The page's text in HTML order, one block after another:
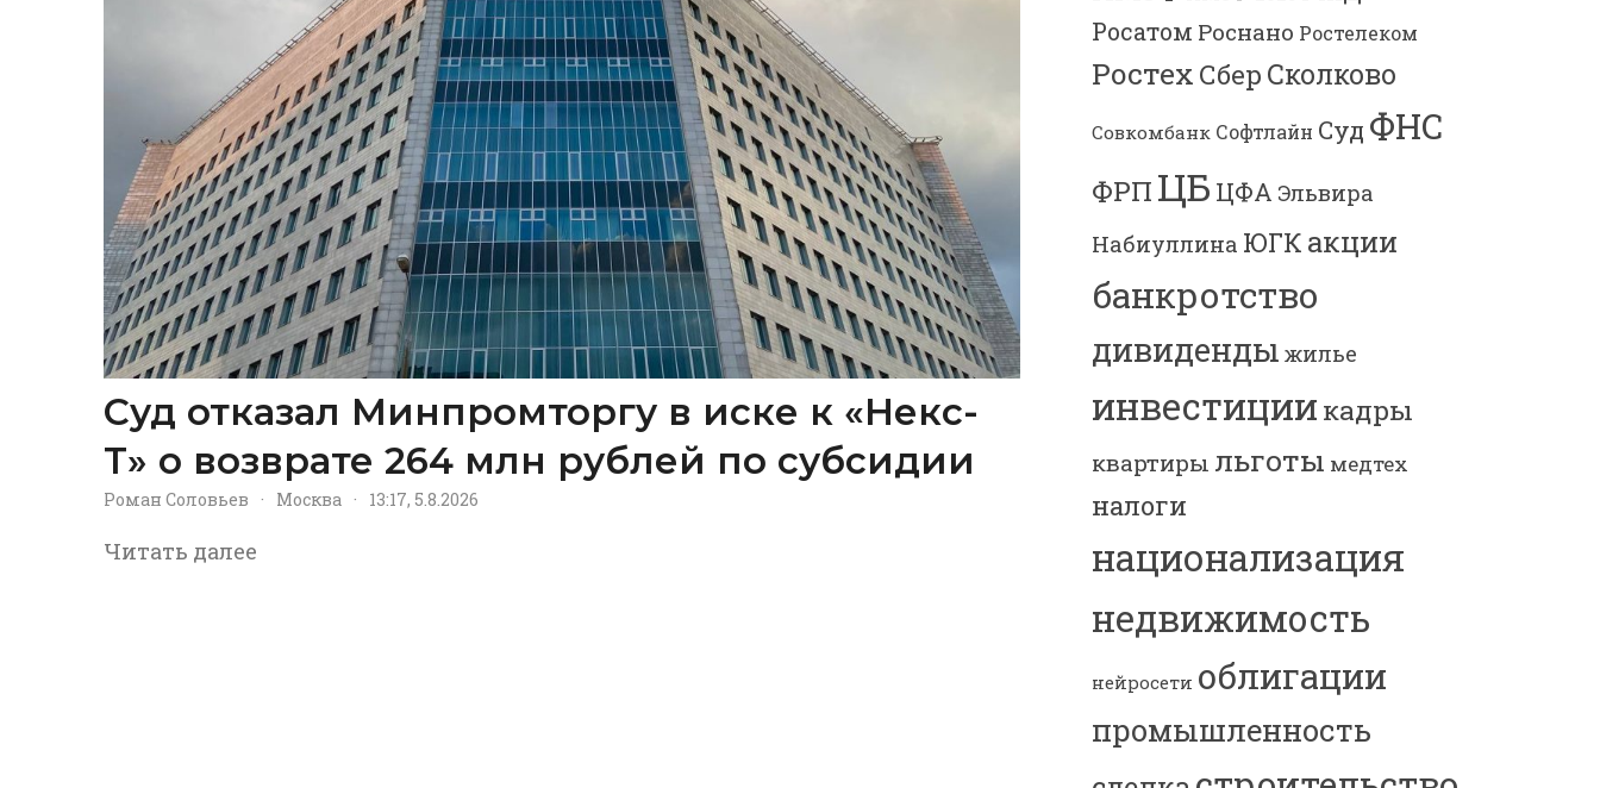
Суд отказал Минпромторгу в иске к «Некс-
Т» о возврате 264 млн рублей по субсидии
Роман Соловьев · Москва · 13:17, 5.8.2026
Читать далее
Росатом Роснано Ростелеком
Ростех Сбер Сколково
Совкомбанк Софтлайн Суд ФНС
ФРП ЦБ ЦФА Эльвира
Набиуллина ЮГК акции
банкротство
дивиденды жилье
инвестиции кадры
квартиры льготы медтех
налоги
национализация
недвижимость
нейросети облигации
промышленность